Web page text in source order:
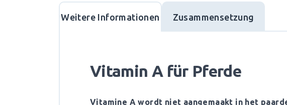
Weitere Informationen Zusammensetzung
Vitamin A für Pferde
Vitamine A wordt niet aangemaakt in het